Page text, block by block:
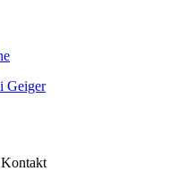
Geiger